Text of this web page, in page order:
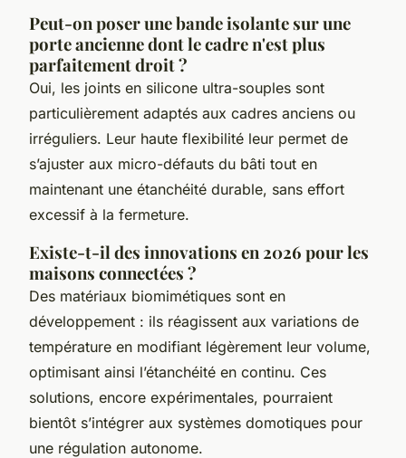
Peut-on poser une bande isolante sur une
porte ancienne dont le cadre n'est plus
parfaitement droit ?
Oui, les joints en silicone ultra-souples sont
particulièrement adaptés aux cadres anciens ou
irréguliers. Leur haute flexibilité leur permet de
s’ajuster aux micro-défauts du bâti tout en
maintenant une étanchéité durable, sans effort
excessif à la fermeture.
Existe-t-il des innovations en 2026 pour les
maisons connectées ?
Des matériaux biomimétiques sont en
développement : ils réagissent aux variations de
température en modifiant légèrement leur volume,
optimisant ainsi l’étanchéité en continu. Ces
solutions, encore expérimentales, pourraient
bientôt s’intégrer aux systèmes domotiques pour
une régulation autonome.